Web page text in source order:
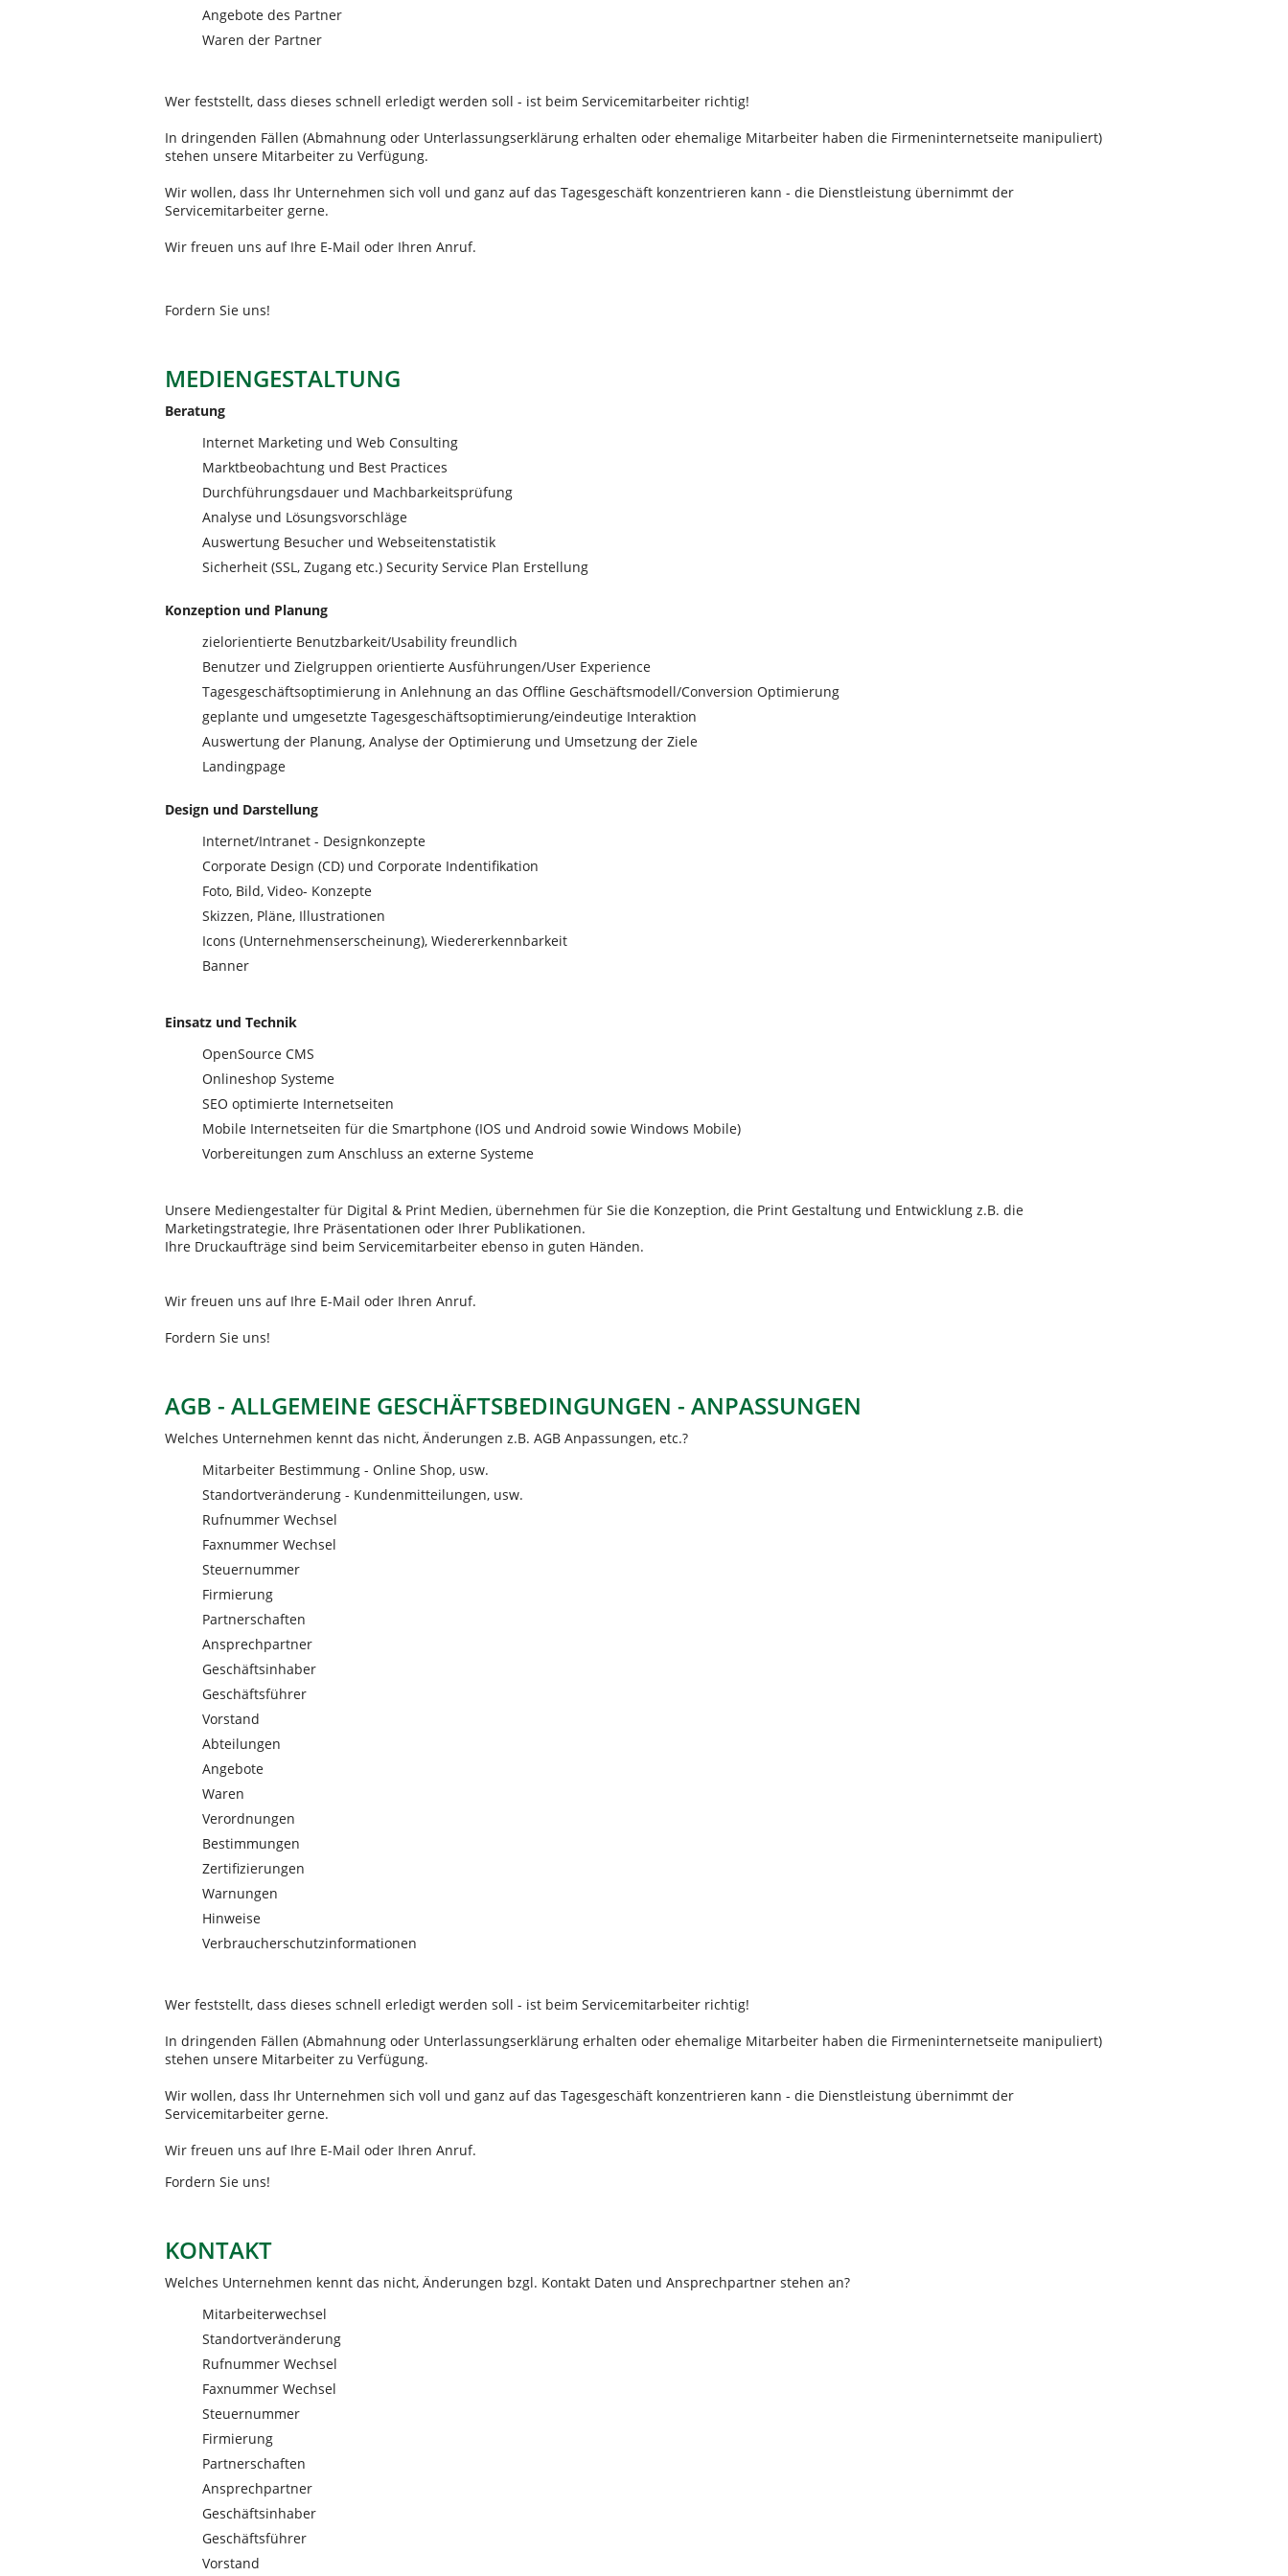
Angebote des Partner
Waren der Partner
Wer feststellt, dass dieses schnell erledigt werden soll - ist beim Servicemitarbeiter richtig!
In dringenden Fällen (Abmahnung oder Unterlassungserklärung erhalten oder ehemalige Mitarbeiter haben die Firmeninternetseite manipuliert)
stehen unsere Mitarbeiter zu Verfügung.
Wir wollen, dass Ihr Unternehmen sich voll und ganz auf das Tagesgeschäft konzentrieren kann - die Dienstleistung übernimmt der
Servicemitarbeiter gerne.
Wir freuen uns auf Ihre E-Mail oder Ihren Anruf.
Fordern Sie uns!
MEDIENGESTALTUNG
Beratung
Internet Marketing und Web Consulting
Marktbeobachtung und Best Practices
Durchführungsdauer und Machbarkeitsprüfung
Analyse und Lösungsvorschläge
Auswertung Besucher und Webseitenstatistik
Sicherheit (SSL, Zugang etc.) Security Service Plan Erstellung
Konzeption und Planung
zielorientierte Benutzbarkeit/Usability freundlich
Benutzer und Zielgruppen orientierte Ausführungen/User Experience
Tagesgeschäftsoptimierung in Anlehnung an das Offline Geschäftsmodell/Conversion Optimierung
geplante und umgesetzte Tagesgeschäftsoptimierung/eindeutige Interaktion
Auswertung der Planung, Analyse der Optimierung und Umsetzung der Ziele
Landingpage
Design und Darstellung
Internet/Intranet - Designkonzepte
Corporate Design (CD) und Corporate Indentifikation
Foto, Bild, Video- Konzepte
Skizzen, Pläne, Illustrationen
Icons (Unternehmenserscheinung), Wiedererkennbarkeit
Banner
Einsatz und Technik
OpenSource CMS
Onlineshop Systeme
SEO optimierte Internetseiten
Mobile Internetseiten für die Smartphone (IOS und Android sowie Windows Mobile)
Vorbereitungen zum Anschluss an externe Systeme
Unsere Mediengestalter für Digital & Print Medien, übernehmen für Sie die Konzeption, die Print Gestaltung und Entwicklung z.B. die
Marketingstrategie, Ihre Präsentationen oder Ihrer Publikationen.
Ihre Druckaufträge sind beim Servicemitarbeiter ebenso in guten Händen.
Wir freuen uns auf Ihre E-Mail oder Ihren Anruf.
Fordern Sie uns!
AGB - ALLGEMEINE GESCHÄFTSBEDINGUNGEN - ANPASSUNGEN
Welches Unternehmen kennt das nicht, Änderungen z.B. AGB Anpassungen, etc.?
Mitarbeiter Bestimmung - Online Shop, usw.
Standortveränderung - Kundenmitteilungen, usw.
Rufnummer Wechsel
Faxnummer Wechsel
Steuernummer
Firmierung
Partnerschaften
Ansprechpartner
Geschäftsinhaber
Geschäftsführer
Vorstand
Abteilungen
Angebote
Waren
Verordnungen
Bestimmungen
Zertifizierungen
Warnungen
Hinweise
Verbraucherschutzinformationen
Wer feststellt, dass dieses schnell erledigt werden soll - ist beim Servicemitarbeiter richtig!
In dringenden Fällen (Abmahnung oder Unterlassungserklärung erhalten oder ehemalige Mitarbeiter haben die Firmeninternetseite manipuliert)
stehen unsere Mitarbeiter zu Verfügung.
Wir wollen, dass Ihr Unternehmen sich voll und ganz auf das Tagesgeschäft konzentrieren kann - die Dienstleistung übernimmt der
Servicemitarbeiter gerne.
Wir freuen uns auf Ihre E-Mail oder Ihren Anruf.
Fordern Sie uns!
KONTAKT
Welches Unternehmen kennt das nicht, Änderungen bzgl. Kontakt Daten und Ansprechpartner stehen an?
Mitarbeiterwechsel
Standortveränderung
Rufnummer Wechsel
Faxnummer Wechsel
Steuernummer
Firmierung
Partnerschaften
Ansprechpartner
Geschäftsinhaber
Geschäftsführer
Vorstand